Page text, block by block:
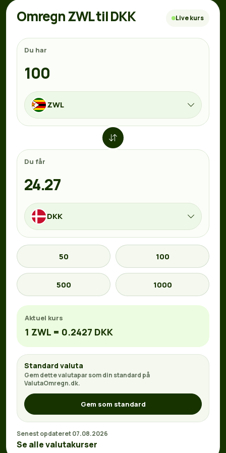
Omregn ZWL til DKK Live kurs
Du har
ZWL
Du får
DKK
50 100
500 1000
Aktuel kurs
1 ZWL = 0.2427 DKK
Standard valuta
Gem dette valutapar som din standard på
ValutaOmregn.dk.
Gem som standard
Senest opdateret 07.08.2026
Se alle valutakurser